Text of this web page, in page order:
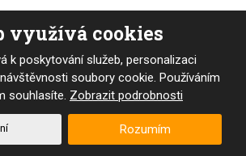
využívá cookies
k poskytování služeb, personalizaci
soubory cookie. Používáním
souhlasíte. Zobrazit podrobnosti
Rozumím